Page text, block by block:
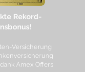
Rekord-
Versicherung
Amex Offers